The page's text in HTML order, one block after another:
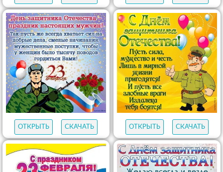
ОТКРЫТЬ СКАЧАТЬ ОТКРЫТЬ СКАЧАТЬ